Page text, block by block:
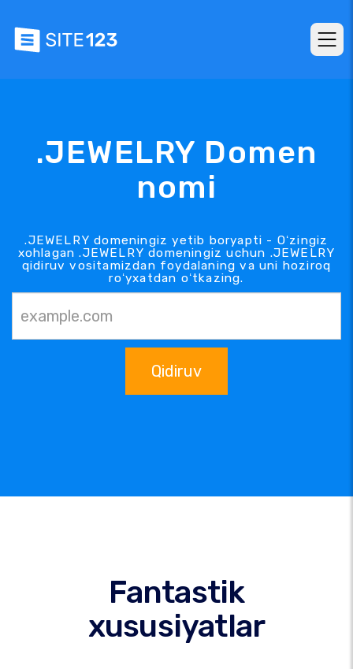
.JEWELRY Domen
nomi
.JEWELRY domeningiz yetib boryapti - Oʻzingiz
xohlagan .JEWELRY domeningiz uchun .JEWELRY
qidiruv vositamizdan foydalaning va uni hoziroq
roʻyxatdan oʻtkazing.
Qidiruv
Fantastik
xususiyatlar